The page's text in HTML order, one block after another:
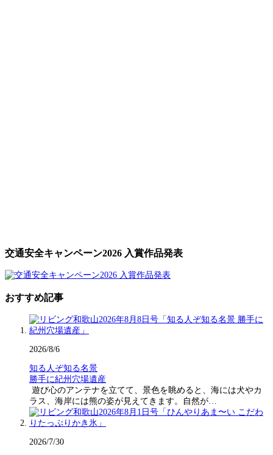
交通安全キャンペーン2026 入賞作品発表
おすすめ記事
2026/8/6
知る人ぞ知る名景
勝手に紀州穴場遺産
遊び心のアンテナを立てて、景色を眺めると、海には犬やカ
ラス、海岸には熊の姿が見えてきます。自然が…
2026/7/30